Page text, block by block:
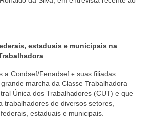
estaduais e municipais na
a Condsef/Fenadsef e suas filiadas
marcha da Classe Trabalhadora
Única dos Trabalhadores (CUT) e que
trabalhadores de diversos setores,
estaduais e municipais.